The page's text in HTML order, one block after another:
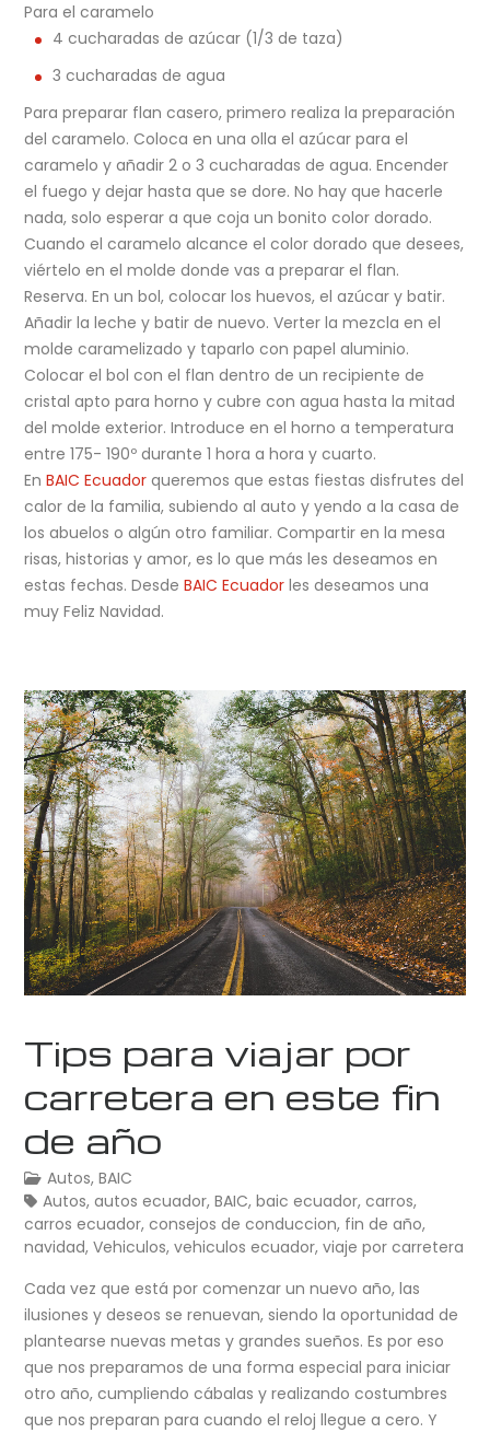
Para el caramelo
4 cucharadas de azúcar (1/3 de taza)
3 cucharadas de agua
Para preparar flan casero, primero realiza la preparación
del caramelo. Coloca en una olla el azúcar para el
caramelo y añadir 2 o 3 cucharadas de agua. Encender
el fuego y dejar hasta que se dore. No hay que hacerle
nada, solo esperar a que coja un bonito color dorado.
Cuando el caramelo alcance el color dorado que desees,
viértelo en el molde donde vas a preparar el flan.
Reserva. En un bol, colocar los huevos, el azúcar y batir.
Añadir la leche y batir de nuevo. Verter la mezcla en el
molde caramelizado y taparlo con papel aluminio.
Colocar el bol con el flan dentro de un recipiente de
cristal apto para horno y cubre con agua hasta la mitad
del molde exterior. Introduce en el horno a temperatura
entre 175- 190º durante 1 hora a hora y cuarto.
EnBAIC Ecuador queremos que estas fiestas disfrutes del
calor de la familia, subiendo al auto y yendo a la casa de
los abuelos o algún otro familiar. Compartir en la mesa
risas, historias y amor, es lo que más les deseamos en
estas fechas. DesdeBAIC Ecuador les deseamos una
muy Feliz Navidad.
Tips para viajar por
carretera en este fin
de año
Autos,BAIC
Autos,autos ecuador,BAIC,baic ecuador,carros,
carros ecuador,consejos de conduccion, fin de año,
navidad,Vehiculos,vehiculos ecuador,viaje por carretera
Cada vez que está por comenzar un nuevo año, las
ilusiones y deseos se renuevan, siendo la oportunidad de
plantearse nuevas metas y grandes sueños. Es por eso
que nos preparamos de una forma especial para iniciar
otro año, cumpliendo cábalas y realizando costumbres
que nos preparan para cuando el reloj llegue a cero. Y